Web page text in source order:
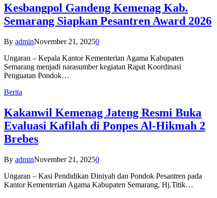
Kesbangpol Gandeng Kemenag Kab.
Semarang Siapkan Pesantren Award 2026
By adminNovember 21, 20250
Ungaran – Kepala Kantor Kementerian Agama Kabupaten
Semarang menjadi narasumber kegiatan Rapat Koordinasi
Penguatan Pondok…
Berita
Kakanwil Kemenag Jateng Resmi Buka
Evaluasi Kafilah di Ponpes Al-Hikmah 2
Brebes
By adminNovember 21, 20250
Ungaran – Kasi Pendidikan Diniyah dan Pondok Pesantren pada
Kantor Kementerian Agama Kabupaten Semarang, Hj.Titik…